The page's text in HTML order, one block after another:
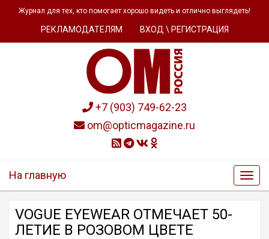
Журнал для тех, кто помогает хорошо видеть и отлично выглядеть!
РЕКЛАМОДАТЕЛЯМ ВХОД \ РЕГИСТРАЦИЯ
+7 (903) 749-62-23
om@opticmagazine.ru
На главную
VOGUE EYEWEAR ОТМЕЧАЕТ 50-
ЛЕТИЕ В РОЗОВОМ ЦВЕТЕ